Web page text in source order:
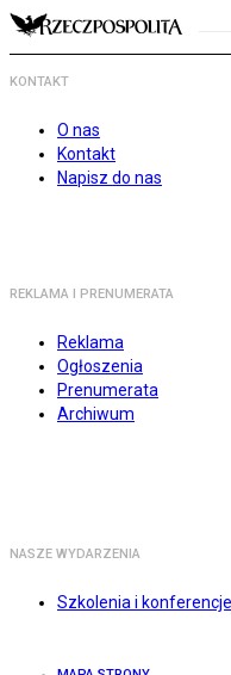
KONTAKT
O nas
Kontakt
Napisz do nas
REKLAMA I PRENUMERATA
Reklama
Ogłoszenia
Prenumerata
Archiwum
NASZE WYDARZENIA
Szkolenia i konferencje